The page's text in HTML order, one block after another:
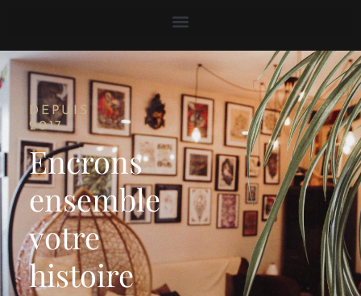
TATTOOS
DEPUIS
2017
Encrons
ensemble
votre
histoire